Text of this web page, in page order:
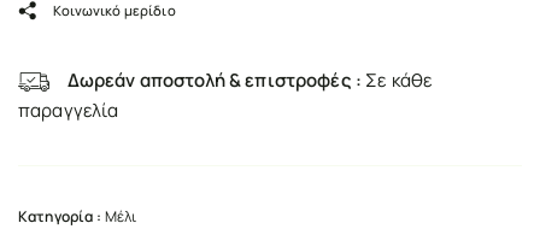
Κοινωνικό μερίδιο
Δωρεάν αποστολή & επιστροφές : Σε κάθε
παραγγελία
Κατηγορία : Μέλι